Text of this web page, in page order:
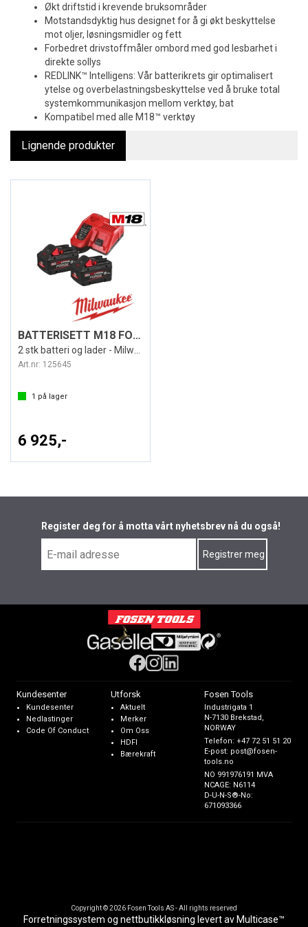
Økt driftstid i krevende bruksområder
Motstandsdyktig hus designet for å gi økt beskyttelse
mot oljer, løsningsmidler og fett
Forbedret drivstoffmåler ombord med god lesbarhet i
direkte sollys
REDLINK™ Intelligens: Vår batterikrets gir optimalisert
ytelse og overbelastningsbeskyttelse ved å bruke total
systemkommunikasjon mellom verktøy, bat
Kompatibel med alle M18™ verktøy
Lignende produkter
BATTERISETT M18 FORGE 8AH FORGENRG-802
2 stk batteri og lader - Milwaukee
Art.nr: 125645
1 på lager
6 925,-
Register deg for å motta vårt nyhetsbrev nå du også!
Kundesenter
Kundesenter
Nedlastinger
Code Of Conduct
Utforsk
Aktuelt
Merker
Om Oss
HDFI
Bærekraft
Fosen Tools
Industrigata 1
N-7130 Brekstad,
NORWAY
Telefon:+47 72 51 51 20
E-post: post@fosen-
tools.no
NO 991976191 MVA
NCAGE: N6114
D-U-N-S®-No:
671093366
Copyright © 2026 Fosen Tools AS - All rights reserved
Forretningssystem og nettbutikkløsning levert av Multicase™